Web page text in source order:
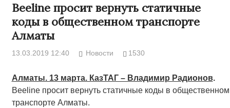
Beeline просит вернуть статичные
коды в общественном транспорте
Алматы
13.03.2019 12:40 Новости 1530
Алматы. 13 марта. КазТАГ – Владимир Радионов.
Beeline просит вернуть статичные коды в общественном
транспорте Алматы.